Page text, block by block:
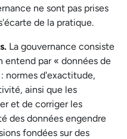
ne sont pas prises
de la pratique.
La gouvernance consiste
par « données de
normes d'exactitude,
ainsi que les
et de corriger les
des données engendre
fondées sur des